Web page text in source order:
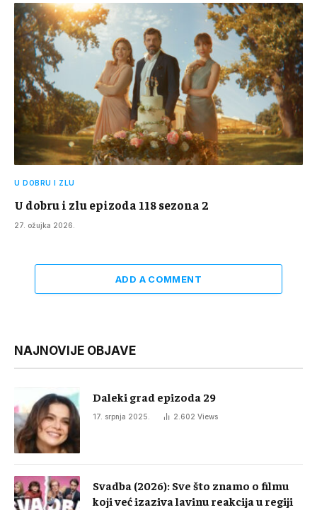
U DOBRU I ZLU
U dobru i zlu epizoda 118 sezona 2
27. ožujka 2026.
ADD A COMMENT
NAJNOVIJE OBJAVE
Daleki grad epizoda 29
17. srpnja 2025. 2.602 Views
Svadba (2026): Sve što znamo o filmu
koji već izaziva lavinu reakcija u regiji